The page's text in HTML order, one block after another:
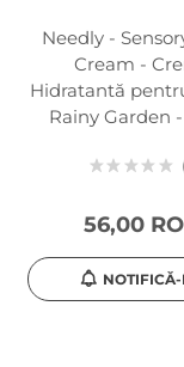
Needly -
Cream -
Hidratantă
Rainy Garden
56,00